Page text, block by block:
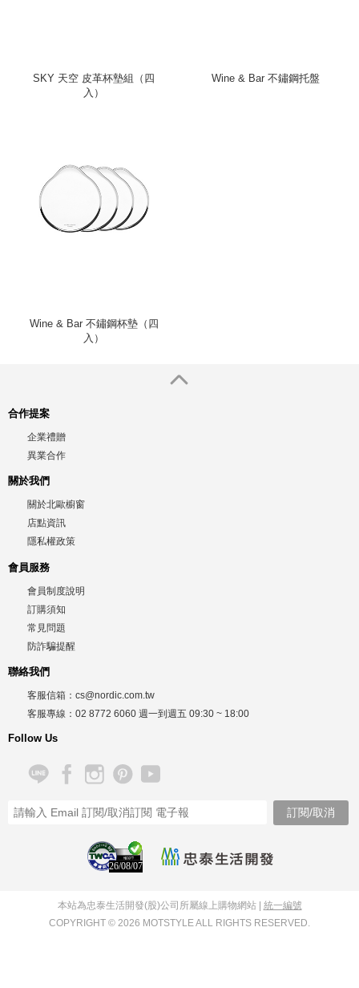
SKY 天空 皮革杯墊組（四
入）
Wine & Bar 不鏽鋼托盤
Wine & Bar 不鏽鋼杯墊（四
入）
合作提案
企業禮贈
異業合作
關於我們
關於北歐櫥窗
店點資訊
隱私權政策
會員服務
會員制度說明
訂購須知
常見問題
防詐騙提醒
聯絡我們
客服信箱： cs@nordic.com.tw
客服專線： 02 8772 6060 週一到週五 09:30 ~ 18:00
Follow Us
26/08/07
本站為忠泰生活開發(股)公司所屬線上購物網站 | 統一編號
COPYRIGHT © 2026 MOTSTYLE ALL RIGHTS RESERVED.